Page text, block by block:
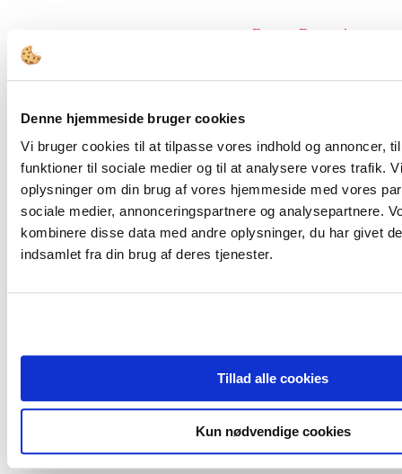
Denne hjemmeside bruger cookies
Vi bruger cookies til at tilpasse vores indhold og annoncer,
funktioner til sociale medier og til at analysere vores trafik.
oplysninger om din brug af vores hjemmeside med vores
sociale medier, annonceringspartnere og analysepartnere.
kombinere disse data med andre oplysninger, du har givet
indsamlet fra din brug af deres tjenester.
Tillad alle cookies
Kun nødvendige cookies
Dagens Dagsorden